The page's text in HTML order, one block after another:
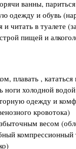
ванны,
одежду и обувь
и читать в туалете
пищей и
плавать ,
ноги холодной
одежду и
кровотока)
весом
компрессионный